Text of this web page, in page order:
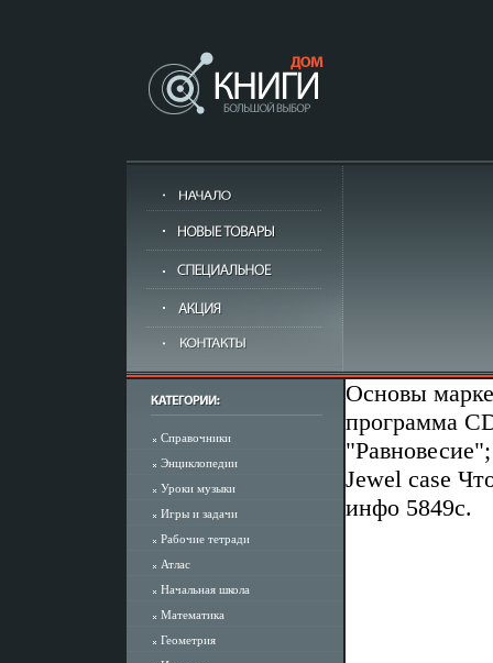
Справочники
Энциклопедии
Уроки музыки
Игры и задачи
Рабочие тетради
Атлас
Начальная школа
Математика
Геометрия
Основы
программа
Jewel case
инфо 5849c.